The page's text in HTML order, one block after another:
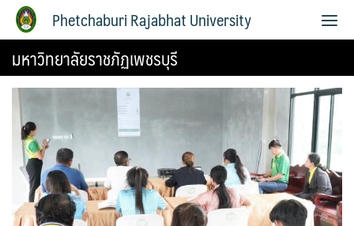
Phetchaburi Rajabhat University
มหาวิทยาลัยราชภัฏเพชรบุรี